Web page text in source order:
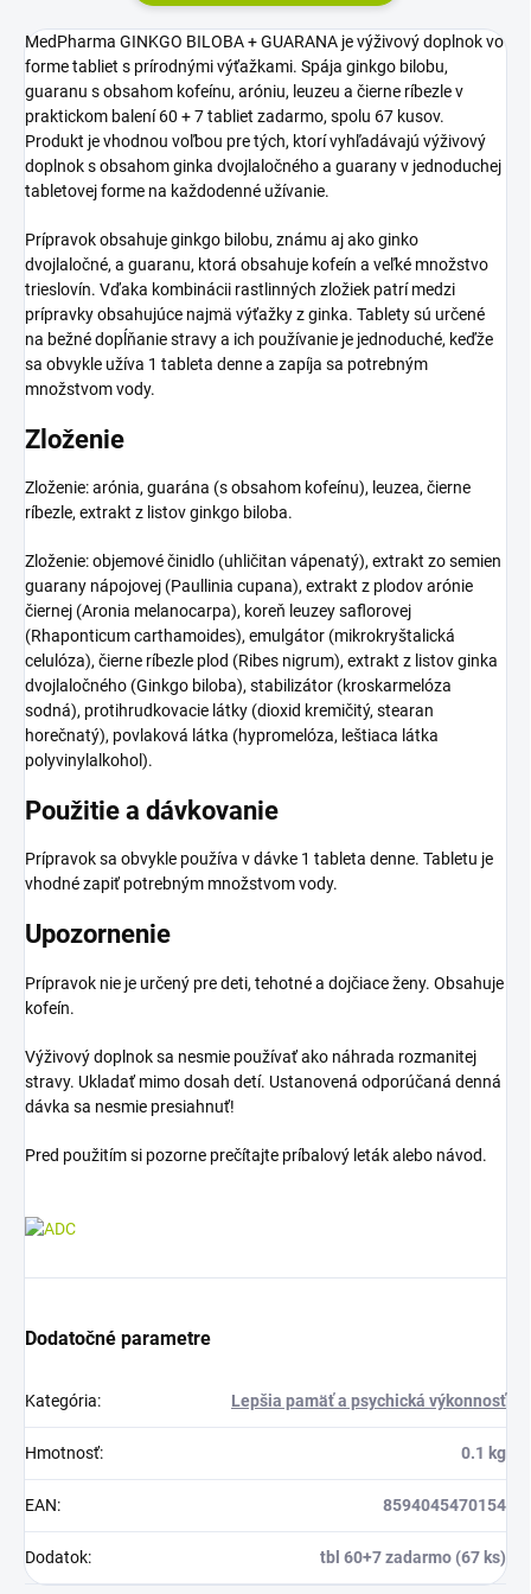
MedPharma GINKGO BILOBA + GUARANA je výživový doplnok vo
forme tabliet s prírodnými výťažkami. Spája ginkgo bilobu,
guaranu s obsahom kofeínu, aróniu, leuzeu a čierne ríbezle v
praktickom balení 60 + 7 tabliet zadarmo, spolu 67 kusov.
Produkt je vhodnou voľbou pre tých, ktorí vyhľadávajú výživový
doplnok s obsahom ginka dvojlaločného a guarany v jednoduchej
tabletovej forme na každodenné užívanie.
Prípravok obsahuje ginkgo bilobu, známu aj ako ginko
dvojlaločné, a guaranu, ktorá obsahuje kofeín a veľké množstvo
trieslovín. Vďaka kombinácii rastlinných zložiek patrí medzi
prípravky obsahujúce najmä výťažky z ginka. Tablety sú určené
na bežné dopĺňanie stravy a ich používanie je jednoduché, keďže
sa obvykle užíva 1 tableta denne a zapíja sa potrebným
množstvom vody.
Zloženie
Zloženie: arónia, guarána (s obsahom kofeínu), leuzea, čierne
ríbezle, extrakt z listov ginkgo biloba.
Zloženie: objemové činidlo (uhličitan vápenatý), extrakt zo semien
guarany nápojovej (Paullinia cupana), extrakt z plodov arónie
čiernej (Aronia melanocarpa), koreň leuzey saflorovej
(Rhaponticum carthamoides), emulgátor (mikrokryštalická
celulóza), čierne ríbezle plod (Ribes nigrum), extrakt z listov ginka
dvojlaločného (Ginkgo biloba), stabilizátor (kroskarmelóza
sodná), protihrudkovacie látky (dioxid kremičitý, stearan
horečnatý), povlaková látka (hypromelóza, leštiaca látka
polyvinylalkohol).
Použitie a dávkovanie
Prípravok sa obvykle používa v dávke 1 tableta denne. Tabletu je
vhodné zapiť potrebným množstvom vody.
Upozornenie
Prípravok nie je určený pre deti, tehotné a dojčiace ženy. Obsahuje
kofeín.
Výživový doplnok sa nesmie používať ako náhrada rozmanitej
stravy. Ukladať mimo dosah detí. Ustanovená odporúčaná denná
dávka sa nesmie presiahnuť!
Pred použitím si pozorne prečítajte príbalový leták alebo návod.
Dodatočné parametre
Kategória: Lepšia pamäť a psychická výkonnosť
Hmotnosť: 0.1 kg
EAN: 8594045470154
Dodatok: tbl 60+7 zadarmo (67 ks)